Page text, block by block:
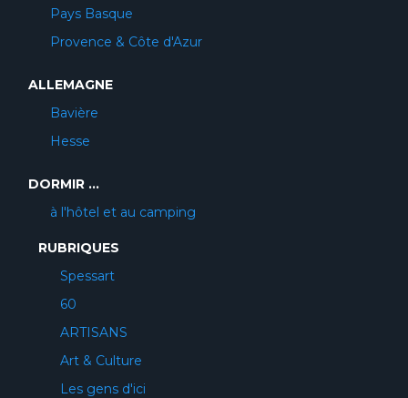
Pays Basque
Provence & Côte d'Azur
ALLEMAGNE
Bavière
Hesse
DORMIR ...
à l'hôtel et au camping
RUBRIQUES
Spessart
60
ARTISANS
Art & Culture
Les gens d'ici